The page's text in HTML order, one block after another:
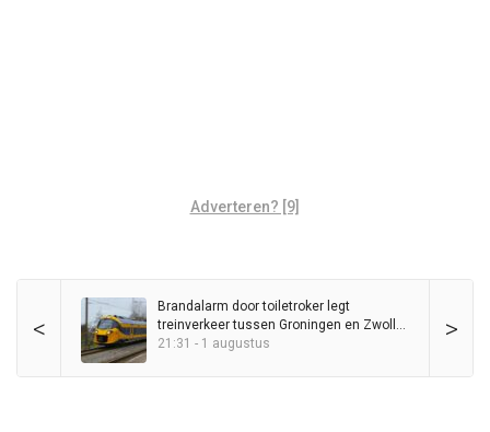
Adverteren? [9]
< >
Brandalarm door toiletroker legt
treinverkeer tussen Groningen en Zwolle
kort stil
21:31 - 1 augustus